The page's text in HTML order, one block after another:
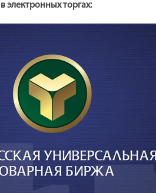
электронных торгах: